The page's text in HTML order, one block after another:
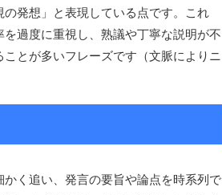
発想」と表現している点です。これ
過度に重視し、熟議や丁寧な説明が不
とが多いフレーズです（文脈によりニ
かく追い、発言の要旨や論点を時系列で